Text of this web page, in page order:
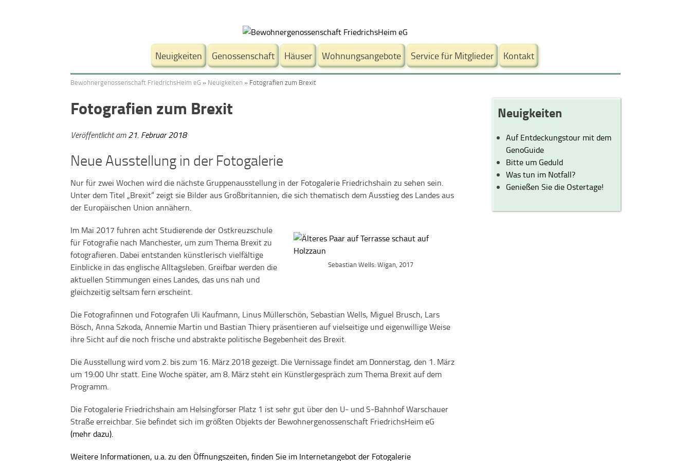
Neuigkeiten Genossenschaft Häuser Wohnungsangebote Service für Mitglieder Kontakt
Bewohnergenossenschaft FriedrichsHeim eG » Neuigkeiten » Fotografien zum Brexit
Fotografien zum Brexit
Veröffentlicht am21. Februar 2018
Neue Ausstellung in der Fotogalerie
Nur für zwei Wochen wird die nächste Gruppenausstellung in der Fotogalerie Friedrichshain zu sehen sein.
Unter dem Titel „Brexit“ zeigt sie Bilder aus Großbritannien, die sich thematisch dem Ausstieg des Landes aus
der Europäischen Union annähern.
Sebastian Wells: Wigan, 2017
Im Mai 2017 fuhren acht Studierende der Ostkreuzschule
für Fotografie nach Manchester, um zum Thema Brexit zu
fotografieren. Dabei entstanden künstlerisch vielfältige
Einblicke in das englische Alltagsleben. Greifbar werden die
aktuellen Stimmungen eines Landes, das uns nah und
gleichzeitig seltsam fern erscheint.
Die Fotografinnen und Fotografen Uli Kaufmann, Linus Müllerschön, Sebastian Wells, Miguel Brusch, Lars
Bösch, Anna Szkoda, Annemie Martin und Bastian Thiery präsentieren auf vielseitige und eigenwillige Weise
ihre Sicht auf die noch frische und abstrakte politische Begebenheit des Brexit.
Die Ausstellung wird vom 2. bis zum 16. März 2018 gezeigt. Die Vernissage findet am Donnerstag, den 1. März
um 19:00 Uhr statt. Eine Woche später, am 8. März steht ein Künstlergespräch zum Thema Brexit auf dem
Programm.
Die Fotogalerie Friedrichshain am Helsingforser Platz 1 ist sehr gut über den U- und S-Bahnhof Warschauer
Straße erreichbar. Sie befindet sich im größten Objekts der Bewohnergenossenschaft FriedrichsHeim eG
(mehr dazu).
Weitere Informationen, u.a. zu den Öffnungszeiten, finden Sie im Internetangebot der Fotogalerie
Neuigkeiten
Auf Entdeckungstour mit dem
GenoGuide
Bitte um Geduld
Was tun im Notfall?
Genießen Sie die Ostertage!